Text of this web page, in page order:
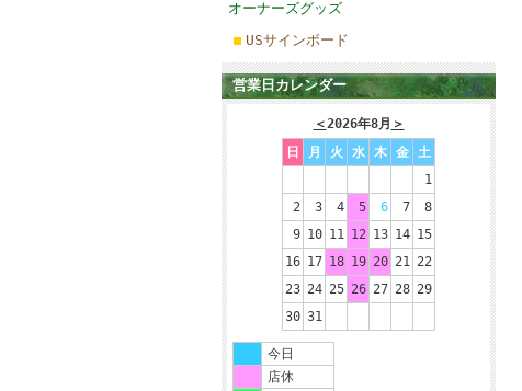
オーナーズグッズ
USサインボード
営業日カレンダー
＜2026年8月 ＞
日
月 火 水 木 金
土
1
2
3 4 5 6 7
8
9 10 11 12 13 14 15
16 17 18 19 20 21 22
23 24 25 26 27 28 29
30 31
今日
店休